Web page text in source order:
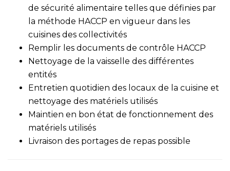
de sécurité alimentaire telles que définies par
la méthode HACCP en vigueur dans les
cuisines des collectivités
Remplir les documents de contrôle HACCP
Nettoyage de la vaisselle des différentes
entités
Entretien quotidien des locaux de la cuisine et
nettoyage des matériels utilisés
Maintien en bon état de fonctionnement des
matériels utilisés
Livraison des portages de repas possible